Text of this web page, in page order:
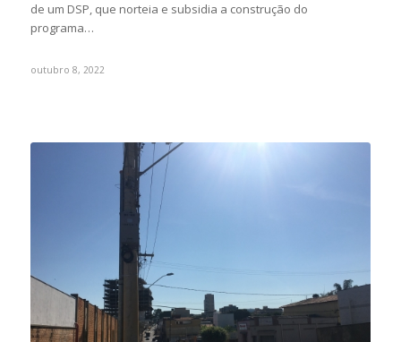
de um DSP, que norteia e subsidia a construção do
programa…
outubro 8, 2022